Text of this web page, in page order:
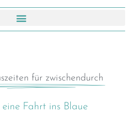
für zwischendurch
eine Fahrt ins Blaue